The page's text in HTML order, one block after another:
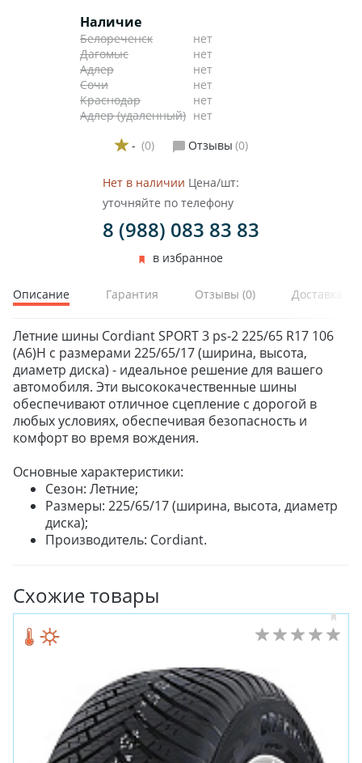
Наличие
Белореченск
нет
Дагомыс
нет
Адлер
нет
Сочи
нет
Краснодар
нет
Адлер (удаленный) нет
- (0) Отзывы (0)
Нет в наличии Цена/шт:
уточняйте по телефону
8 (988) 083 83 83
в избранное
Описание Гарантия Отзывы (0) Доставка и
Летние шины Cordiant SPORT 3 ps-2 225/65 R17 106
(A6)H с размерами 225/65/17 (ширина, высота,
диаметр диска) - идеальное решение для вашего
автомобиля. Эти высококачественные шины
обеспечивают отличное сцепление с дорогой в
любых условиях, обеспечивая безопасность и
комфорт во время вождения.
Основные характеристики:
Сезон: Летние;
Размеры: 225/65/17 (ширина, высота, диаметр
диска);
Производитель: Cordiant.
Схожие товары